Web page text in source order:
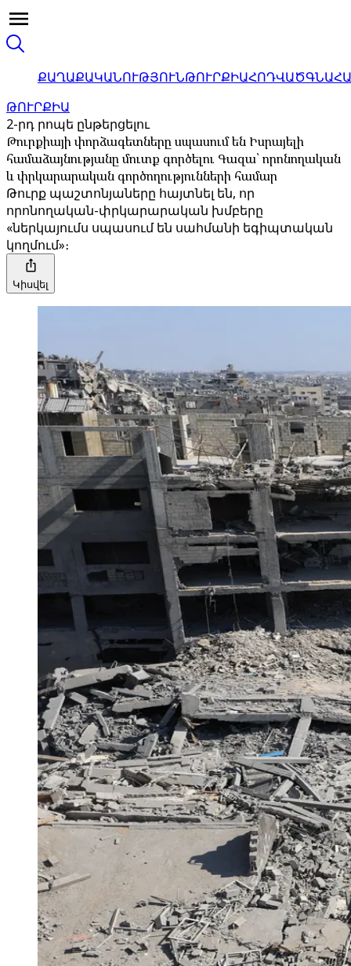
ՔԱՂԱՔԱԿԱՆՈՒԹՅՈՒՆԹՈՒՐՔԻԱՀՈԴՎԱԾ
ԹՈՒՐՔԻԱ
2-րդ րոպե ընթերցելու
Թուրքիայի փորձագետները սպասում են Իսրայելի
համաձայնությանը մուտք գործելու Գազա՝ որոնողական
և փրկարարական գործողությունների համար
Թուրք պաշտոնյաները հայտնել են, որ
որոնողական-փրկարարական խմբերը
«ներկայումս սպասում են սահմանի եգիպտական ​​
կողմում»։
Կիսվել